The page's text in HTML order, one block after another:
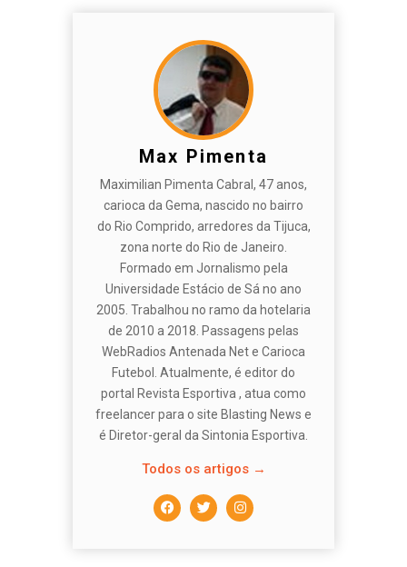
Max Pimenta
Maximilian Pimenta Cabral, 47 anos,
carioca da Gema, nascido no bairro
do Rio Comprido, arredores da Tijuca,
zona norte do Rio de Janeiro.
Formado em Jornalismo pela
Universidade Estácio de Sá no ano
2005. Trabalhou no ramo da hotelaria
de 2010 a 2018. Passagens pelas
WebRadios Antenada Net e Carioca
Futebol. Atualmente, é editor do
portal Revista Esportiva , atua como
freelancer para o site Blasting News e
é Diretor-geral da Sintonia Esportiva.
Todos os artigos →